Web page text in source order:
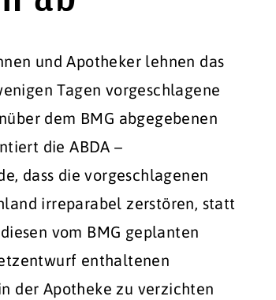
und Apotheker lehnen das
Tagen vorgeschlagene
dem BMG abgegebenen
die ABDA –
dass die vorgeschlagenen
irreparabel zerstören, statt
vom BMG geplanten
enthaltenen
der Apotheke zu verzichten